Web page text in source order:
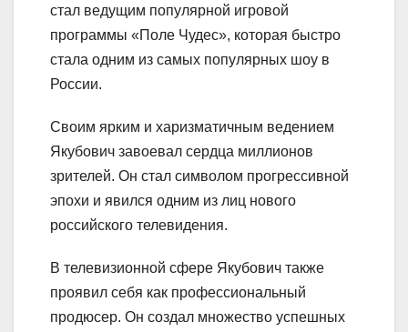
стал ведущим популярной игровой
программы «Поле Чудес», которая быстро
стала одним из самых популярных шоу в
России.
Своим ярким и харизматичным ведением
Якубович завоевал сердца миллионов
зрителей. Он стал символом прогрессивной
эпохи и явился одним из лиц нового
российского телевидения.
В телевизионной сфере Якубович также
проявил себя как профессиональный
продюсер. Он создал множество успешных